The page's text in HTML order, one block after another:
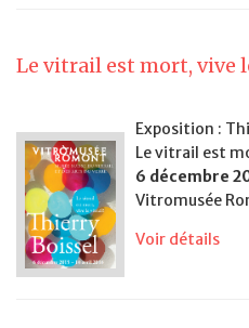
Le vitrail est mort, vive
Exposition :
Le vitrail est
6 décembre
Vitromusée
Voir détails